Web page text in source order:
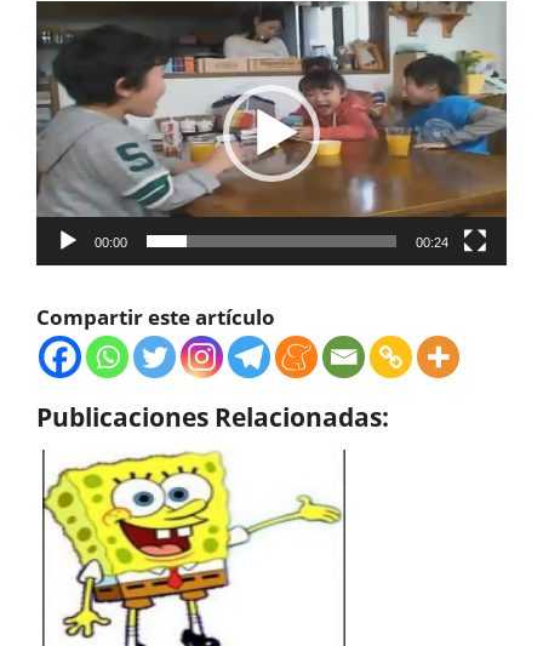
Reproductor
de
vídeo
00:00 00:24
Compartir este artículo
Publicaciones Relacionadas: